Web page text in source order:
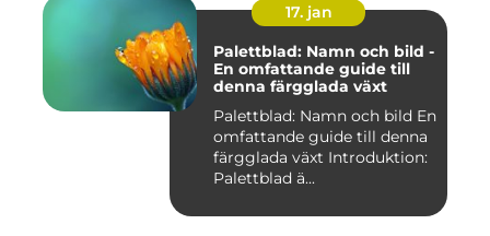
17. jan
Palettblad: Namn och bild -
En omfattande guide till
denna färgglada växt
Palettblad: Namn och bild En
omfattande guide till denna
färgglada växt Introduktion:
Palettblad ä...